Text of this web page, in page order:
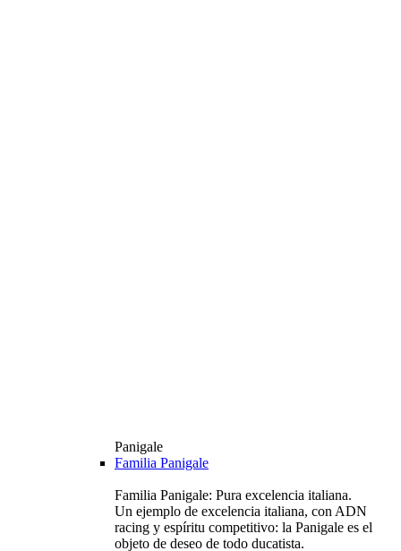
Panigale
Familia Panigale
Familia Panigale: Pura excelencia italiana.
Un ejemplo de excelencia italiana, con ADN
racing y espíritu competitivo: la Panigale es el
objeto de deseo de todo ducatista.